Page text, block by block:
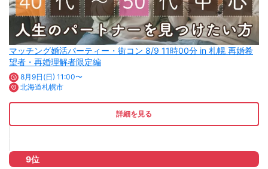
マッチング婚活パーティー・街コン 8/9 11時00分 in 札幌 再婚希
望者・再婚理解者限定編
8月9日(日) 11:00〜
北海道札幌市
詳細を見る
9位